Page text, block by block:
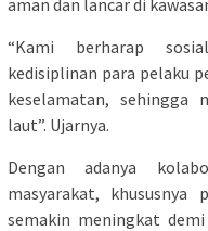
“Kami berharap
kedisiplinan para pelaku
keselamatan, sehingga
laut”. Ujarnya.
Dengan adanya
masyarakat, khususnya
semakin meningkat